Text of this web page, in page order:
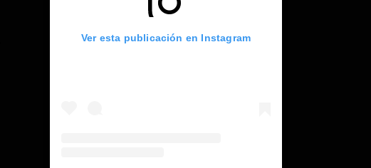
Ver esta publicación en Instagram